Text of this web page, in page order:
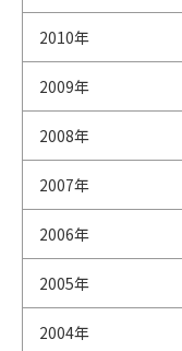
2010年
2009年
2008年
2007年
2006年
2005年
2004年